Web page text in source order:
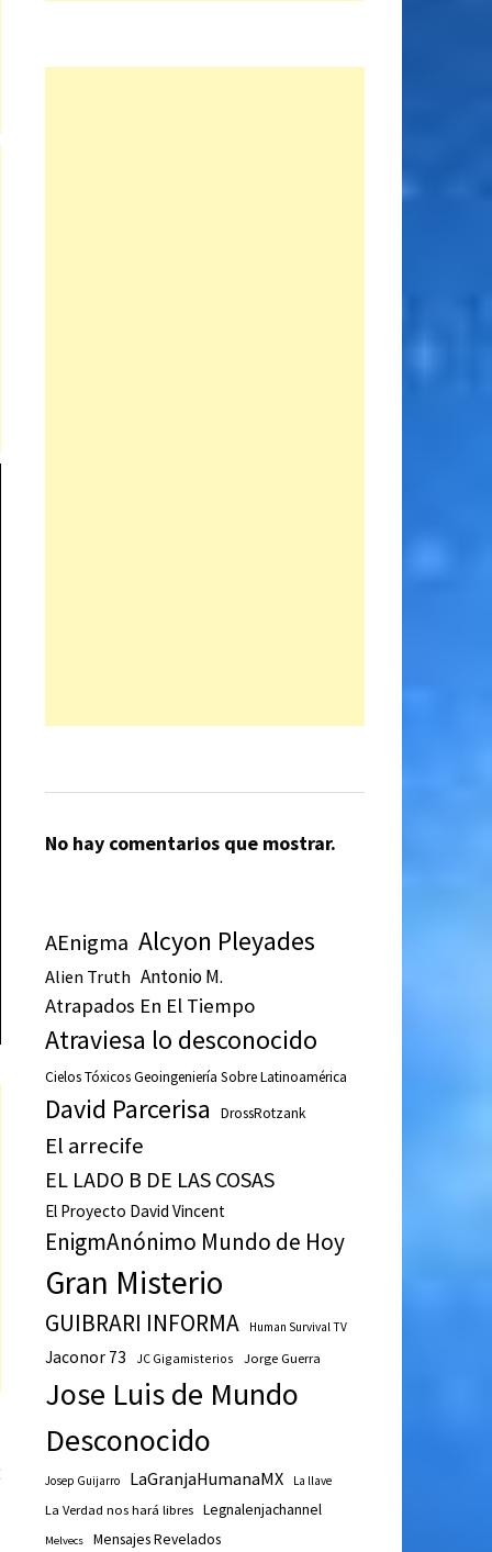
Entrada
siguiente:
No hay comentarios que mostrar.
AEnigma Alcyon Pleyades
Alien Truth Antonio M.
Atrapados En El Tiempo
Atraviesa lo desconocido
Cielos Tóxicos Geoingeniería Sobre Latinoamérica
David Parcerisa DrossRotzank
El arrecife
EL LADO B DE LAS COSAS
El Proyecto David Vincent
EnigmAnónimo Mundo de Hoy
Gran Misterio
GUIBRARI INFORMA Human Survival TV
Jaconor 73 JC Gigamisterios Jorge Guerra
Jose Luis de Mundo
Desconocido
Josep Guijarro LaGranjaHumanaMX La llave
La Verdad nos hará libres Legnalenjachannel
Melvecs Mensajes Revelados